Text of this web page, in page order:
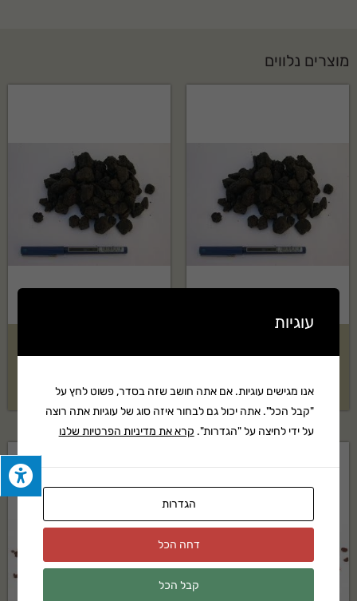
מוצרים נלווים
₪1,789
₪1,239
עוגיות
אנו מגישים עוגיות. אם אתה חושב שזה בסדר, פשוט לחץ על
"קבל הכל". אתה יכול גם לבחור איזה סוג של עוגיות אתה רוצה
על ידי לחיצה על "הגדרות". קרא את מדיניות הפרטיות שלנו
הגדרות
דחה הכל
קבל הכל